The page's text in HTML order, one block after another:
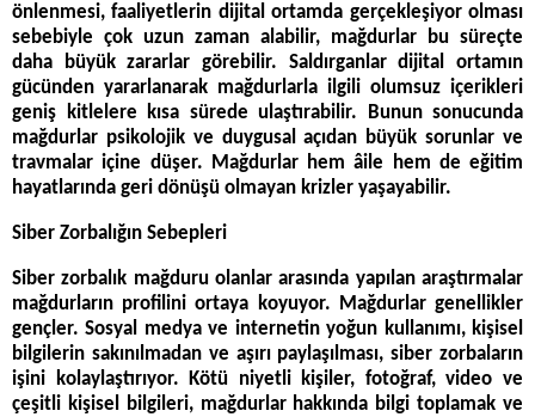
önlenmesi, faaliyetlerin dijital ortamda gerçekleşiyor olması
sebebiyle çok uzun zaman alabilir, mağdurlar bu süreçte
daha büyük zararlar görebilir. Saldırganlar dijital ortamın
gücünden yararlanarak mağdurlarla ilgili olumsuz içerikleri
geniş kitlelere kısa sürede ulaştırabilir. Bunun sonucunda
mağdurlar psikolojik ve duygusal açıdan büyük sorunlar ve
travmalar içine düşer. Mağdurlar hem âile hem de eğitim
hayatlarında geri dönüşü olmayan krizler yaşayabilir.
Siber Zorbalığın Sebepleri
Siber zorbalık mağduru olanlar arasında yapılan araştırmalar
mağdurların profilini ortaya koyuyor. Mağdurlar genellikler
gençler. Sosyal medya ve internetin yoğun kullanımı, kişisel
bilgilerin sakınılmadan ve aşırı paylaşılması, siber zorbaların
işini kolaylaştırıyor. Kötü niyetli kişiler, fotoğraf, video ve
çeşitli kişisel bilgileri, mağdurlar hakkında bilgi toplamak ve